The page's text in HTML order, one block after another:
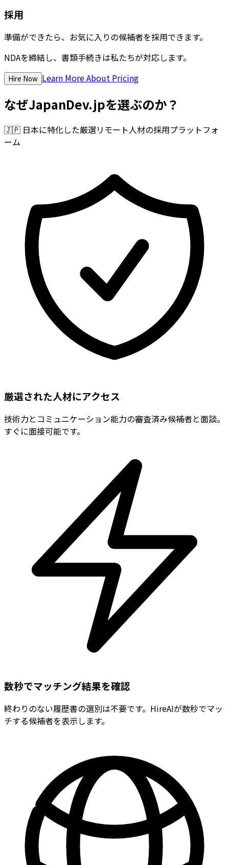
採用
準備ができたら、お気に入りの候補者を採用できます。
NDAを締結し、書類手続きは私たちが対応します。
Hire Now Learn More About Pricing
なぜJapanDev.jpを選ぶのか？
🇯🇵 日本に特化した厳選リモート人材の採用プラットフォ
ーム
厳選された人材にアクセス
技術力とコミュニケーション能力の審査済み候補者と面談。
すぐに面接可能です。
数秒でマッチング結果を確認
終わりのない履歴書の選別は不要です。HireAIが数秒でマッ
チする候補者を表示します。